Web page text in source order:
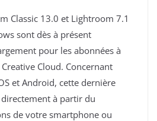
Classic 13.0 et Lightroom 7.1
sont dès à présent
pour les abonnées à
Cloud. Concernant
et Android, cette dernière
à partir du
de votre smartphone ou